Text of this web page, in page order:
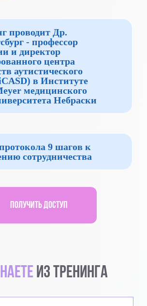
проводит Др.
- профессор
и директор
центра
аутистического
в Институте
медицинского
Небраски
9 шагов к
сотрудничества
Получить доступ
из тренинга